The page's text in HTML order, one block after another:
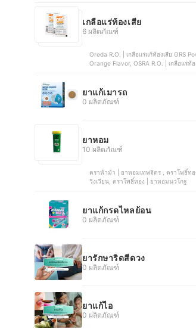
เกลือแร่ท้องเสีย
6 ผลิตภัณฑ์
Oreda R.O. | เกลือแร่แก้ท้องเสีย ORS
Orange Flavor, OSRA R.O. | เกลือแร่ท้อ
ยาแก้เมารถ
0 ผลิตภัณฑ์
ยาหอม
10 ผลิตภัณฑ์
ตราห้าม้า | ยาหอมเทพจิตร , ตราโพธิ์ทอง | ยาหอมทิพโอสถ, หมอลูกอินทร์ | ยาหอมชนิดเม็ด, ตราเด็กในพานทอง | ยาหอม สูตร 1 แก้ลม
วิงเวียน, ตราโพธิ์ทอง | ยาหอมนวโกฐ
ยาแก้กรดไหลย้อน
0 ผลิตภัณฑ์
ยารักษาริดสีดวง
0 ผลิตภัณฑ์
ยาแก้ไอ
0 ผลิตภัณฑ์